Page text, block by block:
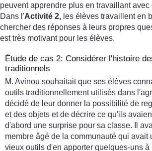
peuvent apprendre plus en travaillant avec
Dans l'Activité 2, les élèves travaillent en
chercher des réponses à leurs propres
est très motivant pour les élèves.
Étude de cas 2: Considérer l'histoire
traditionnels
M. Avinou souhaitait que ses élèves
outils traditionnellement utilisés dans
décidé de leur donner la possibilité de
et des objets et de décrire ce qu'ils
d'abord une surprise pour sa classe. Il
membre âgé de la communauté qui avait
vieux outils d'en apporter quelques-uns à